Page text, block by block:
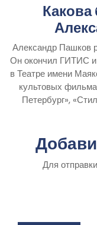
Какова
Александр Пашков
Он окончил ГИТИС и
в Театре имени
культовых
Петербург»,
Для